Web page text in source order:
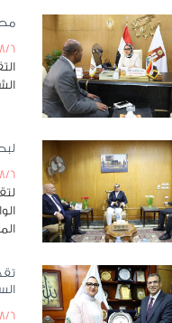
6
6
6